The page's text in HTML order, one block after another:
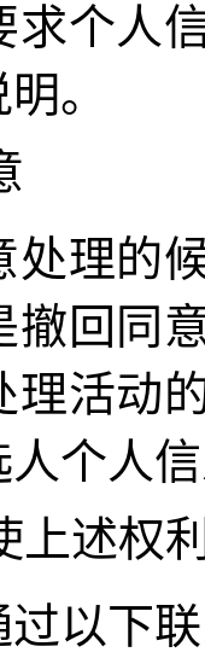
求个人
。
处理的
撤回同
理活动
个人
上述权
以下